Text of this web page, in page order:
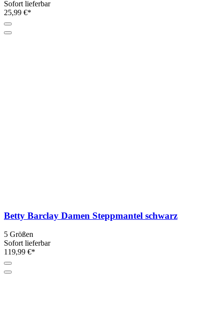
Sofort lieferbar
25,99 €*
Betty Barclay Damen Steppmantel schwarz
5 Größen
Sofort lieferbar
119,99 €*